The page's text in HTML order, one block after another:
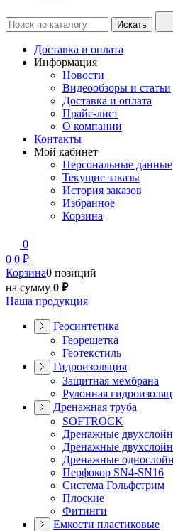
Доставка и оплата
Информация
Новости
Видеообзоры и статьи
Доставка и оплата
Прайс-лист
О компании
Контакты
Мой кабинет
Персональные данные
Текущие заказы
История заказов
Избранное
Корзина
0
0 0 ₽
Корзина0 позиций
на сумму 0 ₽
Наша продукция
Геосинтетика
Георешетка
Геотекстиль
Гидроизоляция
Защитная мембрана
Рулонная
Дренажная труба
SOFTROCK
Дренажные
Дренажные
Дренажные
Перфокор SN4-SN16
Система Гольфстрим
Плоские
Фитинги
Емкости пластиковые